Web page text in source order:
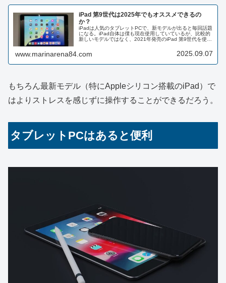
iPad 第9世代は2025年でもオススメできるの
か？
iPadは人気のタブレットPCで、新モデルが出ると毎回話題
になる。iPad自体は僕も現在使用していているが、比較的
新しいモデルではなく、2021年発売のiPad 第9世代を使用
www.marinarena84.com 2025.09.07
もちろん最新モデル（特にAppleシリコン搭載のiPad）で
はよりストレスを感じずに操作することができるだろう。
タブレットPCはあると便利